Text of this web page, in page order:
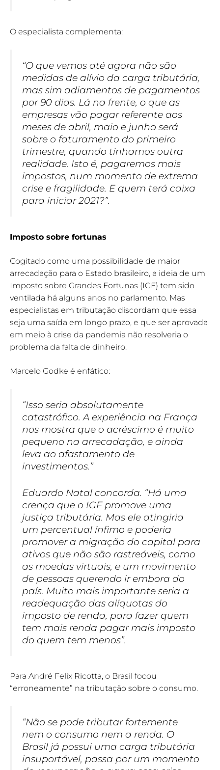
O especialista complementa:
“O que vemos até agora não são
medidas de alívio da carga tributária,
mas sim adiamentos de pagamentos
por 90 dias. Lá na frente, o que as
empresas vão pagar referente aos
meses de abril, maio e junho será
sobre o faturamento do primeiro
trimestre, quando tínhamos outra
realidade. Isto é, pagaremos mais
impostos, num momento de extrema
crise e fragilidade. E quem terá caixa
para iniciar 2021?”.
Imposto sobre fortunas
Cogitado como uma possibilidade de maior
arrecadação para o Estado brasileiro, a ideia de um
Imposto sobre Grandes Fortunas (IGF) tem sido
ventilada há alguns anos no parlamento. Mas
especialistas em tributação discordam que essa
seja uma saída em longo prazo, e que ser aprovada
em meio à crise da pandemia não resolveria o
problema da falta de dinheiro.
Marcelo Godke é enfático:
“Isso seria absolutamente
catastrófico. A experiência na França
nos mostra que o acréscimo é muito
pequeno na arrecadação, e ainda
leva ao afastamento de
investimentos.”
Eduardo Natal concorda. “Há uma
crença que o IGF promove uma
justiça tributária. Mas ele atingiria
um percentual ínfimo e poderia
promover a migração do capital para
ativos que não são rastreáveis, como
as moedas virtuais, e um movimento
de pessoas querendo ir embora do
país. Muito mais importante seria a
readequação das alíquotas do
imposto de renda, para fazer quem
tem mais renda pagar mais imposto
do quem tem menos”.
Para André Felix Ricotta, o Brasil focou
“erroneamente” na tributação sobre o consumo.
“Não se pode tributar fortemente
nem o consumo nem a renda. O
Brasil já possui uma carga tributária
insuportável, passa por um momento